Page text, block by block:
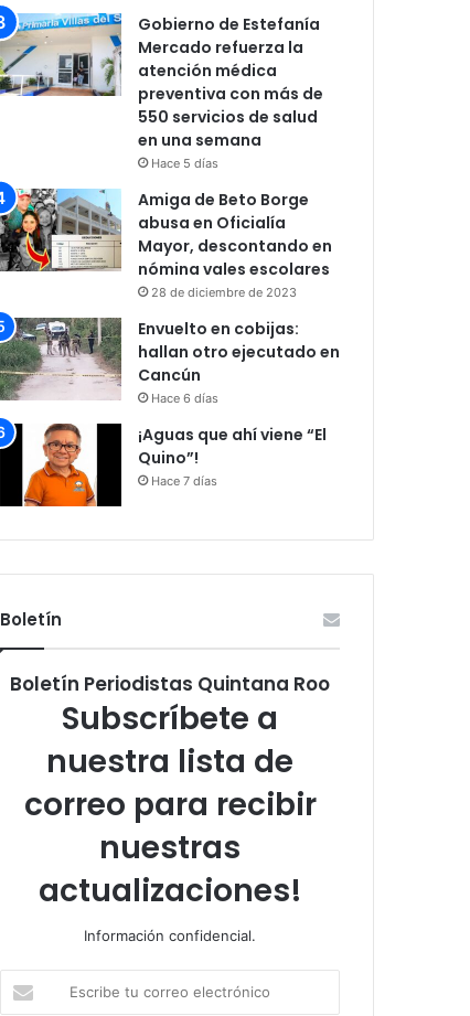
Gobierno de Estefanía
Mercado refuerza la
atención médica
preventiva con más de
550 servicios de salud
en una semana
Hace 5 días
Amiga de Beto Borge
abusa en Oficialía
Mayor, descontando en
nómina vales escolares
28 de diciembre de 2023
Envuelto en cobijas:
hallan otro ejecutado en
Cancún
Hace 6 días
¡Aguas que ahí viene “El
Quino”!
Hace 7 días
Boletín
Boletín Periodistas Quintana Roo
Subscríbete a
nuestra lista de
correo para recibir
nuestras
actualizaciones!
Información confidencial.
tu